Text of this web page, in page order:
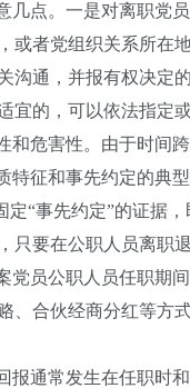
几点。一是对离职党
或者党组织关系所在
沟通，并报有权决定
的，可以依法指定
危害性。由于时间
特征和事先约定的典
“事先约定”的证据
要在公职人员离职
员公职人员任职期
、合伙经商分红等方
通常发生在任职时